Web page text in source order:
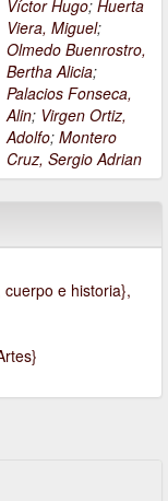
Víctor Hugo; Huerta
Viera, Miguel;
Olmedo Buenrostro,
Bertha Alicia;
Palacios Fonseca,
Alin; Virgen Ortiz,
Adolfo; Montero
Cruz, Sergio Adrian
e historia},